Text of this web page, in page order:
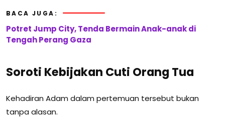
BACA JUGA:
Potret Jump City, Tenda Bermain Anak-anak di
Tengah Perang Gaza
Soroti Kebijakan Cuti Orang Tua
Kehadiran Adam dalam pertemuan tersebut bukan
tanpa alasan.